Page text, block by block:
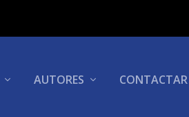
AUTORES CONTACTAR